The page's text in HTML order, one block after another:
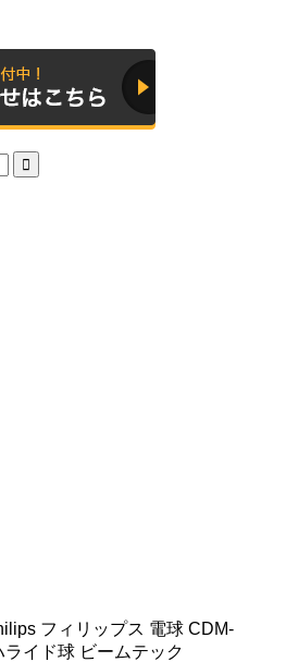
フィリップス 電球 CDM-
イド球 ビームテック